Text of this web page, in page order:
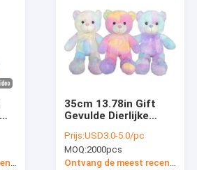
Ontvang de meest recente Prijs
35cm 13.78in Gift
Gevulde Dierlijke
Bandkleurstof Teddy
Bear Recording
Function
Prijs:USD3.0-5.0/pc
MOQ:2000pcs
Ontvang de meest recente Prijs